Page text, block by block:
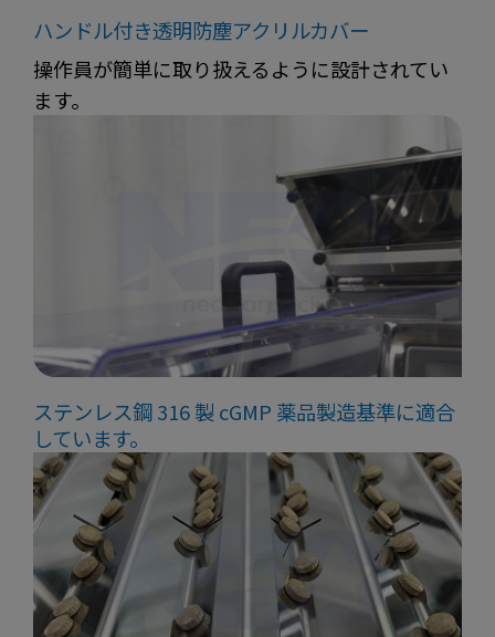
ハンドル付き透明防塵アクリルカバー
操作員が簡単に取り扱えるように設計されてい
ます。
ステンレス鋼 316 製 cGMP 薬品製造基準に適合
しています。